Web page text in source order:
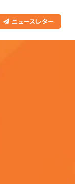
ニュースレター